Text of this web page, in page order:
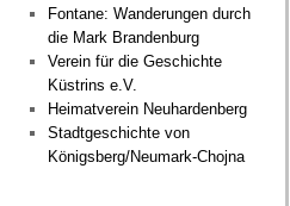
Fontane: Wanderungen durch
die Mark Brandenburg
Verein für die Geschichte
Küstrins e.V.
Heimatverein Neuhardenberg
Stadtgeschichte von
Königsberg/Neumark-Chojna